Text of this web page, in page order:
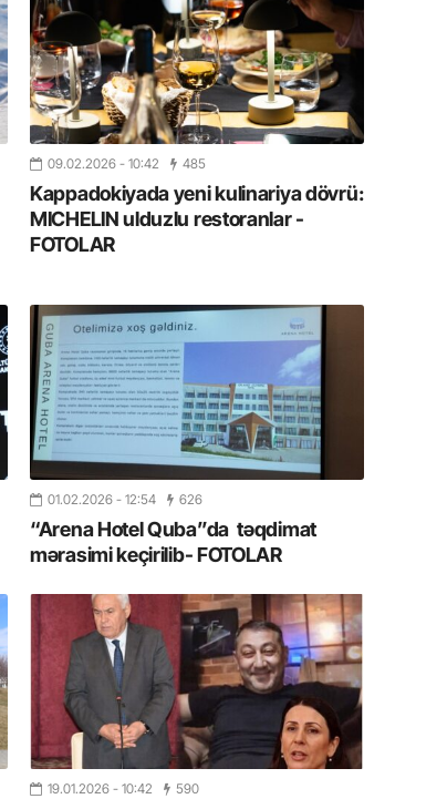
09.02.2026 - 10:42 485
Kappadokiyada yeni kulinariya dövrü:
MICHELIN ulduzlu restoranlar -
FOTOLAR
01.02.2026 - 12:54 626
“Arena Hotel Quba”da təqdimat
mərasimi keçirilib- FOTOLAR
19.01.2026 - 10:42 590